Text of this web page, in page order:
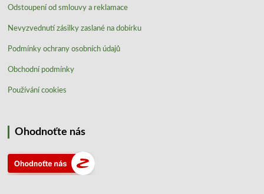
Odstoupení od smlouvy a reklamace
Nevyzvednutí zásilky zaslané na dobírku
Podmínky ochrany osobních údajů
Obchodní podmínky
Používání cookies
Ohodnoťte nás